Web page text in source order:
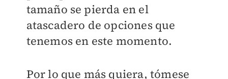
tamaño se pierda en el
atascadero de opciones que
tenemos en este momento.
Por lo que más quiera, tómese